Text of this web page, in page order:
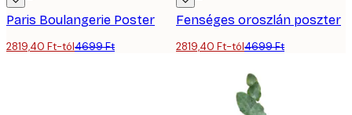
Paris Boulangerie Poster
2819,40 Ft-tól4699 Ft
Fenséges oroszlán poszter
2819,40 Ft-tól4699 Ft